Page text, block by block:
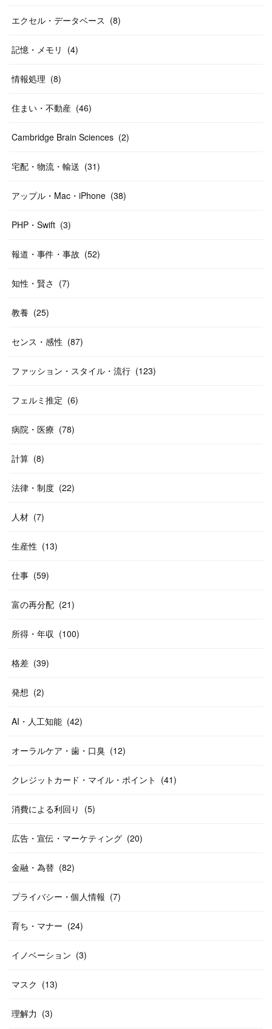
エクセル・データベース (8)
記憶・メモリ (4)
情報処理 (8)
住まい・不動産 (46)
Cambridge Brain Sciences (2)
宅配・物流・輸送 (31)
アップル・Mac・iPhone (38)
PHP・Swift (3)
報道・事件・事故 (52)
知性・賢さ (7)
教養 (25)
センス・感性 (87)
ファッション・スタイル・流行 (123)
フェルミ推定 (6)
病院・医療 (78)
計算 (8)
法律・制度 (22)
人材 (7)
生産性 (13)
仕事 (59)
富の再分配 (21)
所得・年収 (100)
格差 (39)
発想 (2)
AI・人工知能 (42)
オーラルケア・歯・口臭 (12)
クレジットカード・マイル・ポイント (41)
消費による利回り (5)
広告・宣伝・マーケティング (20)
金融・為替 (82)
プライバシー・個人情報 (7)
育ち・マナー (24)
イノベーション (3)
マスク (13)
理解力 (3)